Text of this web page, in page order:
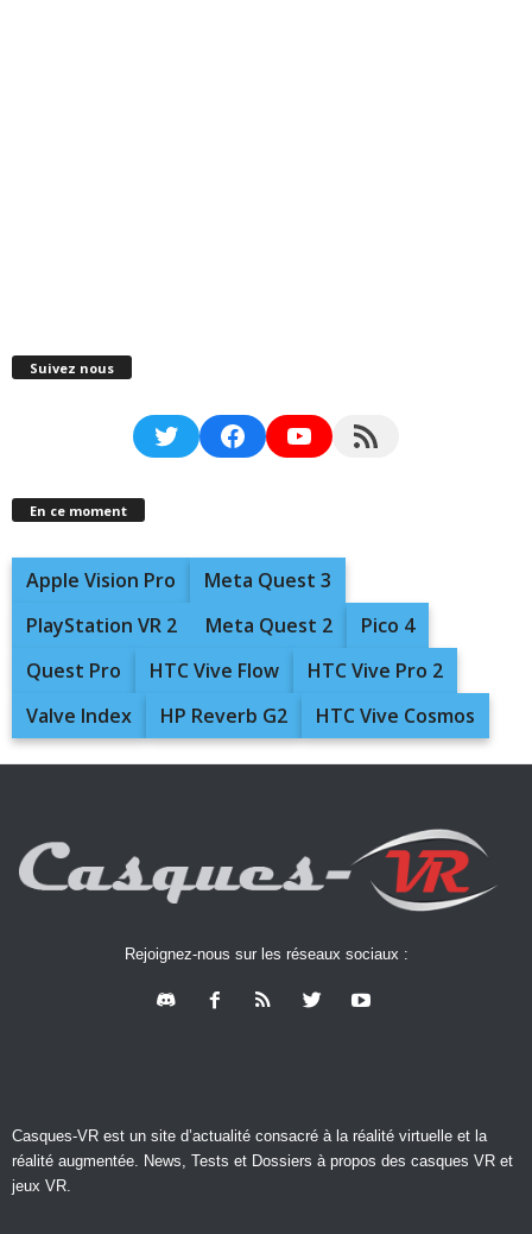
Suivez nous
TwitterFacebookYouTubeRSS Feed
En ce moment
Apple Vision Pro
Meta Quest 3
PlayStation VR 2
Meta Quest 2
Pico 4
Quest Pro
HTC Vive Flow
HTC Vive Pro 2
Valve Index
HP Reverb G2 HTC Vive Cosmos
Rejoignez-nous sur les réseaux sociaux :
Casques-VR est un site d’actualité consacré à la réalité virtuelle et la
réalité augmentée. News, Tests et Dossiers à propos des casques VR et
jeux VR.